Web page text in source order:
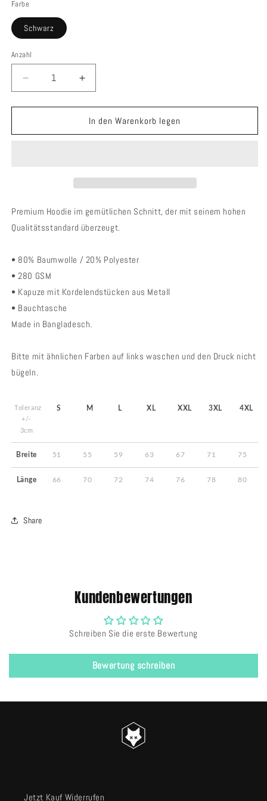
Farbe
Schwarz
Anzahl
Anzahl
Verringere
die
Menge
HigherBlanks
Erhöhe
die
Menge
für
HigherBlanks
In den Warenkorb legen
Premium Hoodie im gemütlichen Schnitt, der mit seinem hohen
Qualitätsstandard überzeugt.
• 80% Baumwolle / 20% Polyester
• 280 GSM
• Kapuze mit Kordelendstücken aus Metall
• Bauchtasche
Made in Bangladesch.
Bitte mit ähnlichen Farben auf links waschen und den Druck nicht
bügeln.
Toleranz
+/-
3cm
S M L XL XXL 3XL 4XL
Breite 51 55 59 63 67 71 75
Länge 66 70 72 74 76 78 80
Share
Kundenbewertungen
Schreiben Sie die erste Bewertung
Bewertung schreiben
Jetzt Kauf Widerrufen